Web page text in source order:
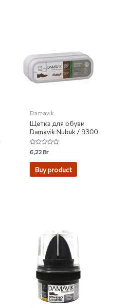
Damavik
Щетка для обуви
Damavik Nubuk / 9300
Rated
0
out
6,22Br
Buy product